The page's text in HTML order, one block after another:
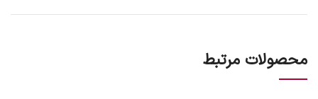
محصولات مرتبط